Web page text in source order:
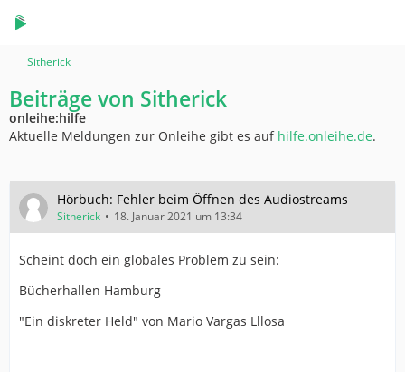
Sitherick
Beiträge von Sitherick
onleihe:hilfe
Aktuelle Meldungen zur Onleihe gibt es auf hilfe.onleihe.de.
Hörbuch: Fehler beim Öffnen des Audiostreams
Sitherick 18. Januar 2021 um 13:34
Scheint doch ein globales Problem zu sein:
Bücherhallen Hamburg
"Ein diskreter Held" von Mario Vargas Lllosa